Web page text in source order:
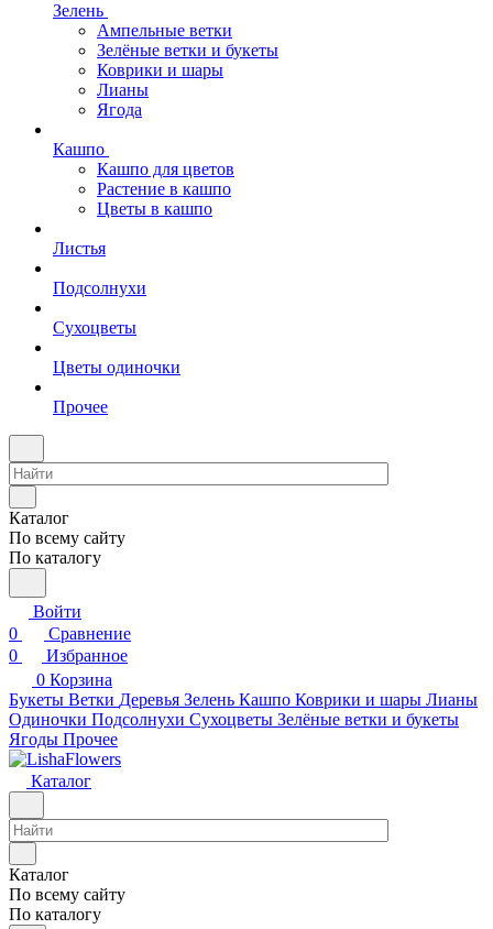
Зелень
Ампельные ветки
Зелёные ветки и букеты
Коврики и шары
Лианы
Ягода
Кашпо
Кашпо для цветов
Растение в кашпо
Цветы в кашпо
Листья
Подсолнухи
Сухоцветы
Цветы одиночки
Прочее
Каталог
По всему сайту
По каталогу
Войти
0
Сравнение
0
Избранное
0 Корзина
Букеты Ветки Деревья Зелень Кашпо Коврики и шары Лианы
Одиночки Подсолнухи Сухоцветы Зелёные ветки и букеты
Ягоды Прочее
Каталог
Каталог
По всему сайту
По каталогу